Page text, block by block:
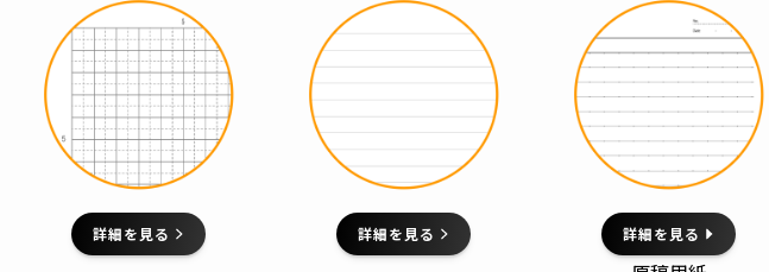
詳細を見る 詳細を見る 詳細を見る